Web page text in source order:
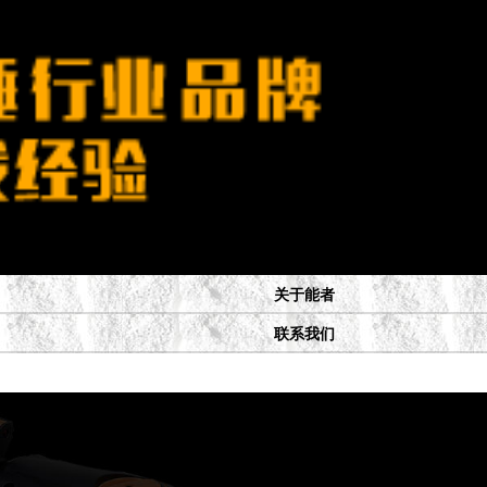
关于能者
联系我们